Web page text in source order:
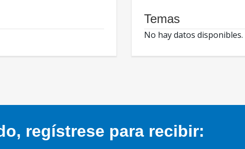
Temas
No hay datos disponibles.
regístrese para recibir: